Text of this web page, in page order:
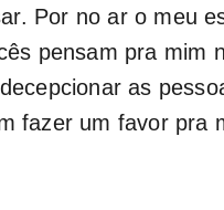
Por no ar o meu
pensam pra mim
as
fazer um favor pra